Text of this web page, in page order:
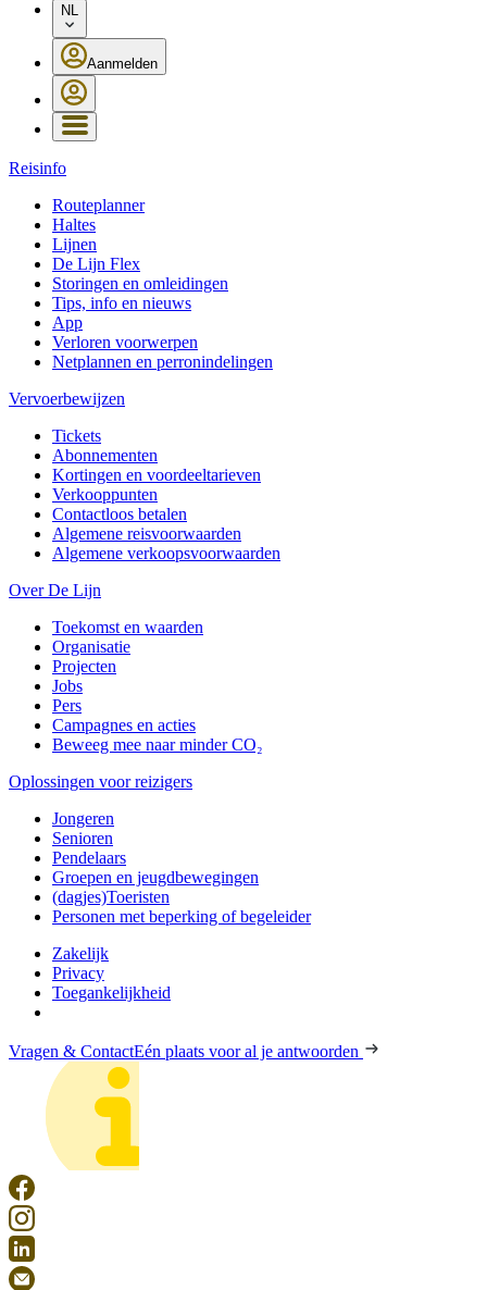
NL
Aanmelden
Reisinfo
Routeplanner
Haltes
Lijnen
De Lijn Flex
Storingen en omleidingen
Tips, info en nieuws
App
Verloren voorwerpen
Netplannen en perronindelingen
Vervoerbewijzen
Tickets
Abonnementen
Kortingen en voordeeltarieven
Verkooppunten
Contactloos betalen
Algemene reisvoorwaarden
Algemene verkoopsvoorwaarden
Over De Lijn
Toekomst en waarden
Organisatie
Projecten
Jobs
Pers
Campagnes en acties
Beweeg mee naar minder CO₂
Oplossingen voor reizigers
Jongeren
Senioren
Pendelaars
Groepen en jeugdbewegingen
(dagjes)Toeristen
Personen met beperking of begeleider
Zakelijk
Privacy
Toegankelijkheid
Vragen & ContactEén plaats voor al je antwoorden